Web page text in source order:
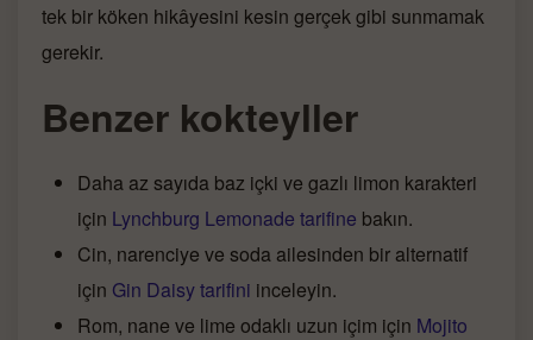
tek bir köken hikâyesini kesin gerçek gibi sunmamak
gerekir.
Benzer kokteyller
Daha az sayıda baz içki ve gazlı limon karakteri
için Lynchburg Lemonade tarifine bakın.
Cin, narenciye ve soda ailesinden bir alternatif
için Gin Daisy tarifini inceleyin.
Rom, nane ve lime odaklı uzun içim için Mojito